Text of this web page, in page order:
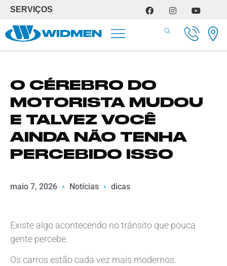
SERVIÇOS
O CÉREBRO DO
MOTORISTA MUDOU
E TALVEZ VOCÊ
AINDA NÃO TENHA
PERCEBIDO ISSO
maio 7, 2026 Notícias dicas
Existe algo acontecendo no trânsito que pouca
gente percebe.
Os carros estão cada vez mais modernos.